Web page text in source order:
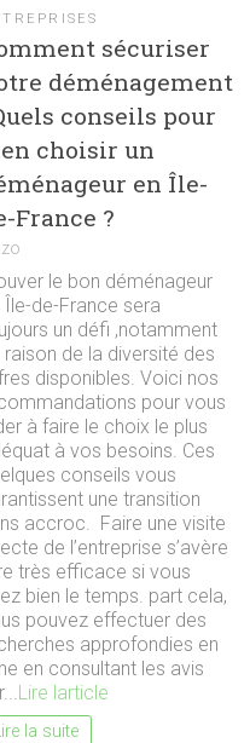
sécuriser
déménagement
conseils pour
choisir un
en Île-
France ?
le bon déménageur
Île-de-France sera
un défi ,notamment
raison de la diversité des
disponibles. Voici nos
pour vous
à faire le choix le plus
à vos besoins. Ces
conseils vous
une transition
accroc. Faire une visite
de l’entreprise s’avère
très efficace si vous
bien le temps. part cela,
pouvez effectuer des
approfondies en
en consultant les avis
Lire larticle
la suite